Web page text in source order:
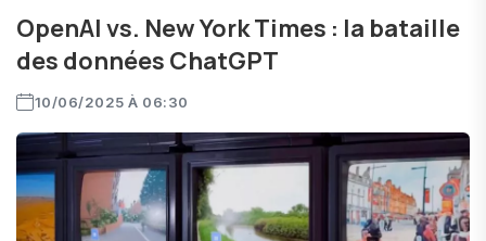
OpenAI vs. New York Times : la bataille
des données ChatGPT
10/06/2025 À 06:30